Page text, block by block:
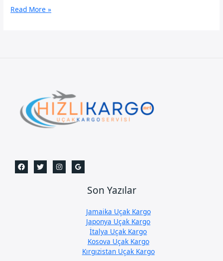
Pendik
Read More »
Son Yazılar
Jamaika Uçak Kargo
Japonya Uçak Kargo
İtalya Uçak Kargo
Kosova Uçak Kargo
Kırgızistan Uçak Kargo